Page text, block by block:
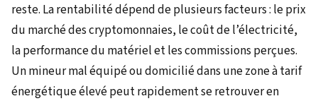
reste. La rentabilité dépend de plusieurs facteurs : le prix
du marché des cryptomonnaies, le coût de l’électricité,
la performance du matériel et les commissions perçues.
Un mineur mal équipé ou domicilié dans une zone à tarif
énergétique élevé peut rapidement se retrouver en